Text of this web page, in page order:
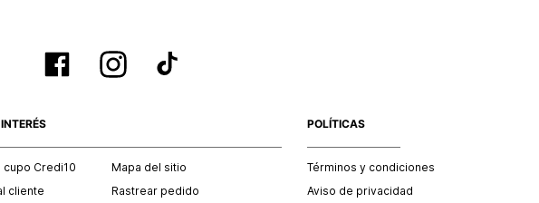
cupo Credi10
cliente
Mapa del sitio
Rastrear pedido
POLÍTICAS
Términos y condiciones
Aviso de privacidad